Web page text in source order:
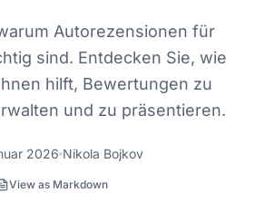
Autorezensionen für
sind. Entdecken Sie, wie
hilft, Bewertungen zu
und zu präsentieren.
2026 Nikola Bojkov
View as Markdown